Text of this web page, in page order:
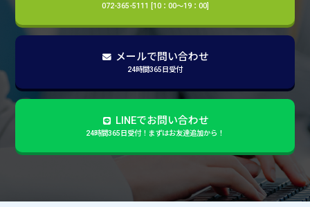
072-365-5111 [10：00～19：00]
メールで問い合わせ
24時間365日受付
LINEでお問い合わせ
24時間365日受付！まずはお友達追加から！